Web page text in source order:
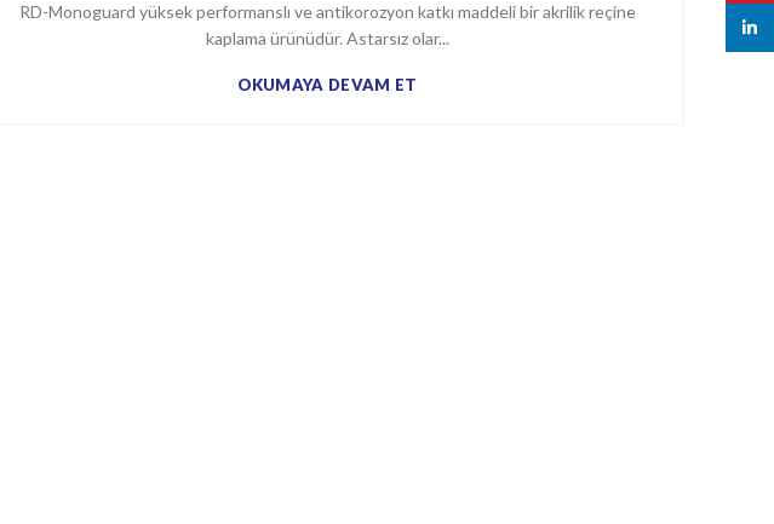
RD-Monoguard yüksek performanslı ve antikorozyon katkı maddeli bir akrilik reçine
kaplama ürünüdür. Astarsız olar...
OKUMAYA DEVAM ET